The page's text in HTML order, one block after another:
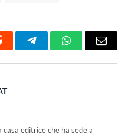
TelegramWhatsAppEmail
editrice che ha sede a